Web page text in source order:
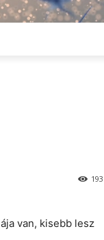
193
van, kisebb lesz